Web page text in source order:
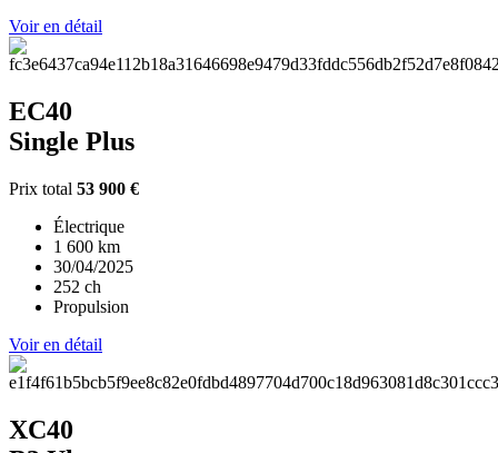
Voir en détail
EC40
Single Plus
Prix total 53 900 €
Électrique
1 600 km
30/04/2025
252 ch
Propulsion
Voir en détail
XC40